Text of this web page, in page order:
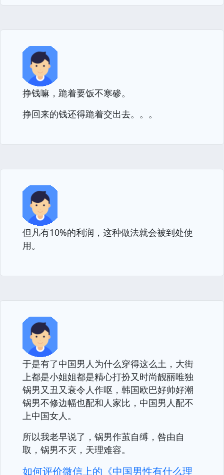
挣钱嘛，跪着要饭不寒碜。
挣回来的钱还得跪着交出去。。。
但凡有10%的利润，这种做法就会被到处使
用。
于是有了中国男人为什么穿得这么土，大街
上都是小姐姐都是精心打扮又时尚靓丽唯独
锅男又丑又衰令人作呕，韩国欧巴好帅好潮
锅男不修边幅也配和人家比，中国男人配不
上中国女人。
所以我老早说了，锅男作茧自缚，咎由自
取，锅男不灭，天理难容。
如何评价微信上的《中国男性有什么理